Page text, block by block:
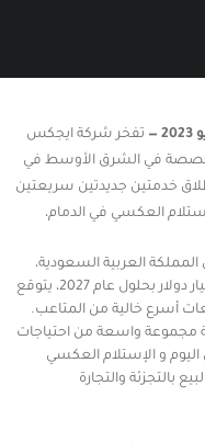
تفخر شركة ايجكس
في الشرق الأوسط في
خدمتين جديدتين سريعتين
العكسي في الدمام،
العربية السعودية،
والذي من المتوقع أن يصل إلى حوالي 20.16 مليار دولار بحلول عام 2027، يتوقع
أسرع خالية من المتاعب.
مجموعة واسعة من احتياجات
و الإستلام العكسي
بالتجزئة والتجارة